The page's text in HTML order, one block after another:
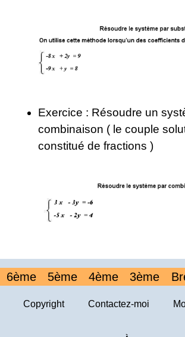
Exercice : Résoudre un
combinaison ( le couple
constitué de fractions )
6ème 5ème 4ème 3ème
Copyright Contactez-moi